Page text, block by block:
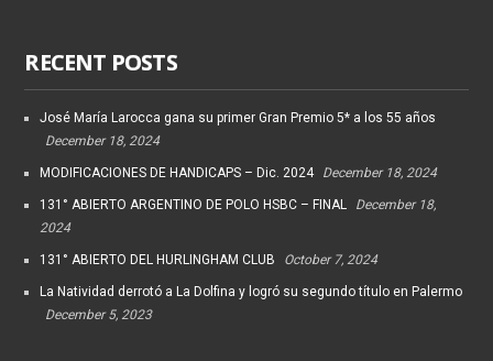
RECENT POSTS
José María Larocca gana su primer Gran Premio 5* a los 55 años
December 18, 2024
MODIFICACIONES DE HANDICAPS – Dic. 2024 December 18, 2024
131° ABIERTO ARGENTINO DE POLO HSBC – FINAL
December 18,
2024
131° ABIERTO DEL HURLINGHAM CLUB October 7, 2024
La Natividad derrotó a La Dolfina y logró su segundo título en Palermo
December 5, 2023